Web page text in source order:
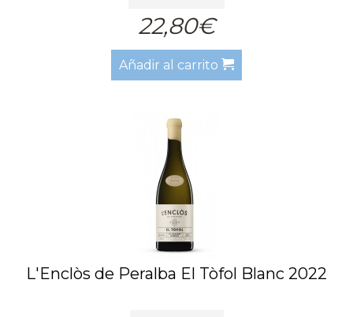
22,80€
Añadir al carrito
L'Enclòs de Peralba El Tòfol Blanc 2022